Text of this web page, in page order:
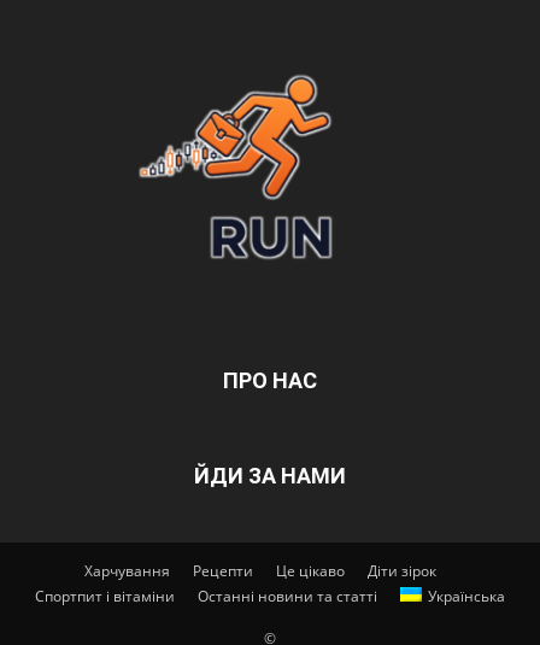
ПРО НАС
ЙДИ ЗА НАМИ
Харчування Рецепти Це цікаво
Діти зірок
Спортпит і вітаміни
Останні новини та статті Українська
©